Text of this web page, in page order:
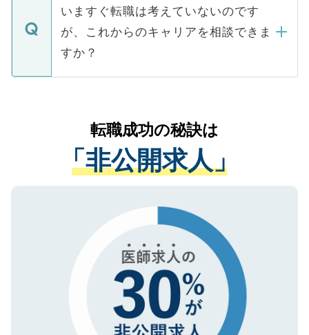
に、医療機関が求める条件に合った人材の
みを人材紹介会社に依頼するケースが増え
ています。
の辞退の連絡はキャリアパートナーが行い
で、ご安心ください。当サイトからの登録
などで収集したご登録者様の個人情報は、
ご本人のキャリアアップおよび転職活動の
支援を目的に使用いたします。お預かりし
ているすべての個人データはご本人の許可
は、個人情報の取り扱いについての厳密な
管理基準を満たした事業者のみに付与され
る、プライバシーマークを取得済みです。
で、機密保持に関してもご安心ください。
いますぐ転職は考えていないのです
が、これからのキャリアを相談できま
すか？
かがいして、現在の医療機関の状況や紹介
経験をまじえながら、適切なアドバイスを
させていただきます。すぐにご転職をされ
ない方には、長期的なサポートが可能です
ので、まずはご登録ください。
転職成功の秘訣は
「非公開求人」